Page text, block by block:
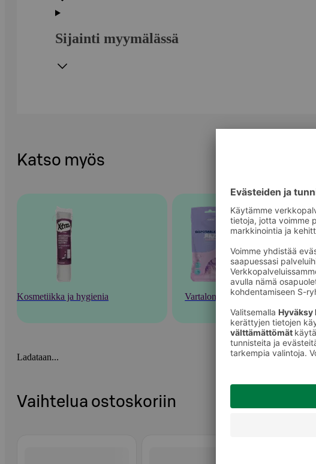
Sijainti myymälässä
Katso myös
Kosmetiikka ja hygienia Vartalonhoito
Ladataan...
Vaihtelua ostoskoriin